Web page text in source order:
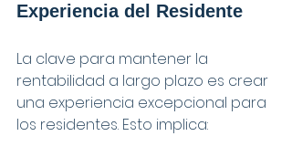
Experiencia del Residente
La clave para mantener la
rentabilidad a largo plazo es crear
una experiencia excepcional para
los residentes. Esto implica: